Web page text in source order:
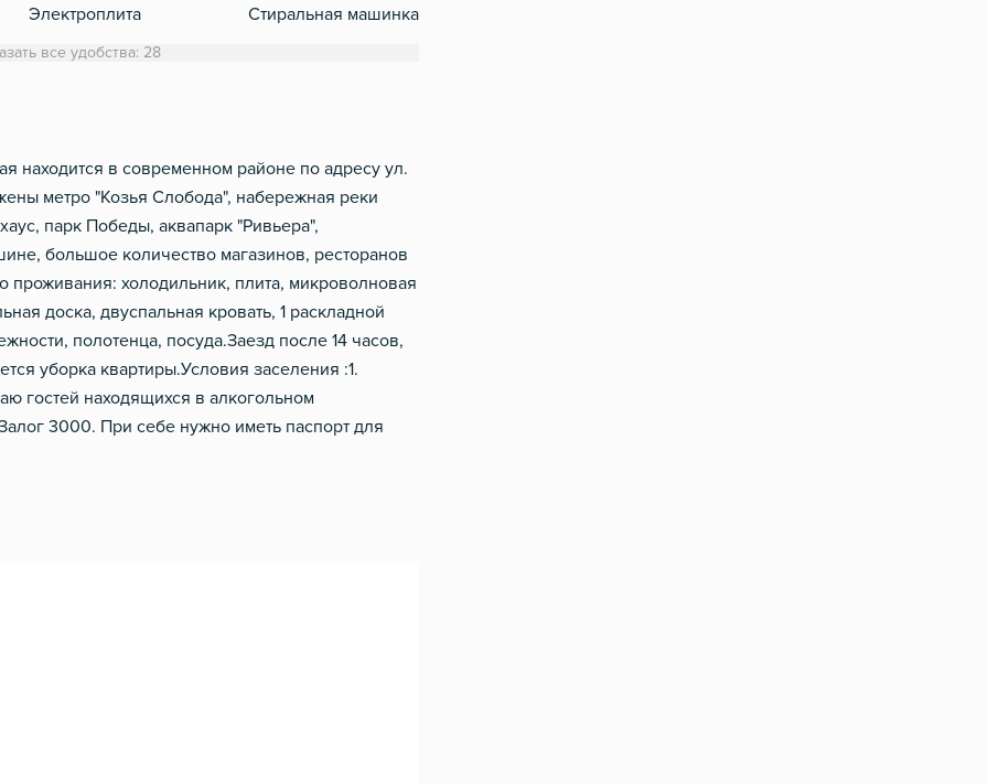
Электроплита
Холодильник
Электрический чайник
Посуда
Столовые приборы
Стиральная машинка
все удобства: 28
находится в современном районе по адресу ул.
метро "Козья Слобода", набережная реки
парк Победы, аквапарк "Ривьера",
большое количество магазинов, ресторанов
проживания: холодильник, плита, микроволновая
доска, двуспальная кровать, 1 раскладной
полотенца, посуда.Заезд после 14 часов,
уборка квартиры.Условия заселения :1.
гостей находящихся в алкогольном
3000. При себе нужно иметь паспорт для